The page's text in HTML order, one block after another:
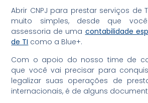
Abrir CNPJ para prestar serviços de
muito simples, desde que
assessoria de uma contabilidade
de TI como a Blue+.
Com o apoio do nosso time de
que você vai precisar para
legalizar suas operações de
internacionais, é de alguns